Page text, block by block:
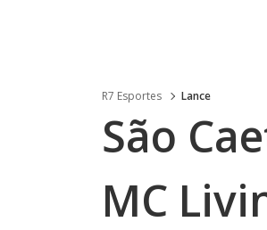
R7 Esportes Lance
São
MC